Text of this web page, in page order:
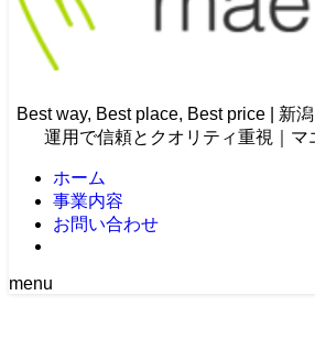
Best way, Best place, Best price | 新
運用で信頼とクオリティ重視｜マ
ホーム
事業内容
お問い合わせ
menu